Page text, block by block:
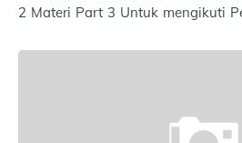
2 Materi Part 3 Untuk mengikuti